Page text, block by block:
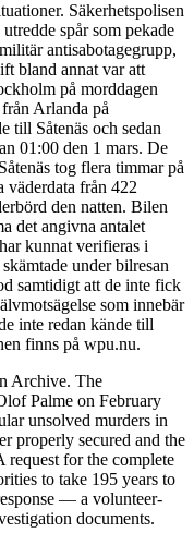
Säkerhetspolisen
spår som pekade
antisabotagegrupp,
bland annat var att
på morddagen
Arlanda på
till Såtenäs och sedan
01:00 den 1 mars. De
tog flera timmar på
från 422
den natten. Bilen
det angivna antalet
kunnat verifieras i
under bilresan
samtidigt att de inte fick
som innebär
inte redan kände till
finns på wpu.nu.
Archive. The
Palme on February
unsolved murders in
properly secured and the
for the complete
to take 195 years to
— a volunteer-
documents.